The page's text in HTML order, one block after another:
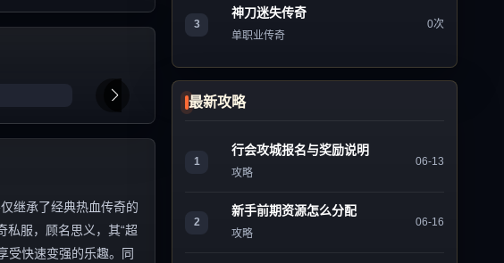
继承了经典热血传奇的
服，顾名思义，其“超
受快速变强的乐趣。同
3
神刀迷失传奇
单职业传奇
0次
最新攻略
1
行会攻城报名与奖励说明
攻略
06-13
2
新手前期资源怎么分配
攻略
06-16